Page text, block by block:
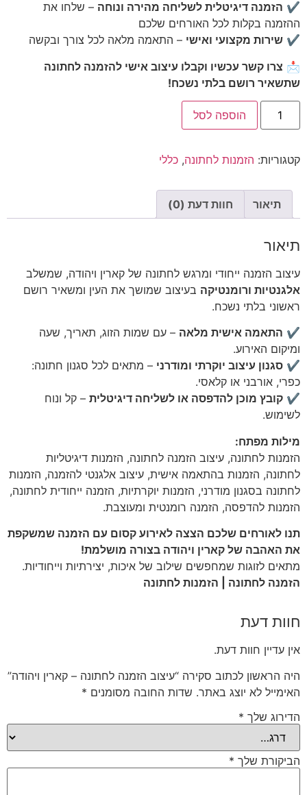
✔ הזמנה דיגיטלית לשליחה מהירה ונוחה – שלחו את
ההזמנה בקלות לכל האורחים שלכם
✔ שירות מקצועי ואישי – התאמה מלאה לכל צורך ובקשה
📩 צרו קשר עכשיו וקבלו עיצוב אישי להזמנה לחתונה
שתשאיר רושם בלתי נשכח!
הוספה לסל
קטגוריות: הזמנות לחתונה, כללי
תיאור חוות דעת (0)
תיאור
עיצוב הזמנה ייחודי ומרגש לחתונה של קארין ויהודה, שמשלב
אלגנטיות ורומנטיקה בעיצוב שמושך את העין ומשאיר רושם
ראשוני בלתי נשכח.
✔ התאמה אישית מלאה – עם שמות הזוג, תאריך, שעה
ומיקום האירוע.
✔ סגנון עיצוב יוקרתי ומודרני – מתאים לכל סגנון חתונה:
כפרי, אורבני או קלאסי.
✔ קובץ מוכן להדפסה או לשליחה דיגיטלית – קל ונוח
לשימוש.
מילות מפתח:
הזמנות לחתונה, עיצוב הזמנה לחתונה, הזמנות דיגיטליות
לחתונה, הזמנות בהתאמה אישית, עיצוב אלגנטי להזמנה, הזמנות
לחתונה בסגנון מודרני, הזמנות יוקרתיות, הזמנה ייחודית לחתונה,
הזמנות להדפסה, הזמנה רומנטית ומעוצבת.
תנו לאורחים שלכם הצצה לאירוע קסום עם הזמנה שמשקפת
את האהבה של קארין ויהודה בצורה מושלמת!
מתאים לזוגות שמחפשים שילוב של איכות, יצירתיות וייחודיות.
הזמנה לחתונה | הזמנות לחתונה
חוות דעת
אין עדיין חוות דעת.
היה הראשון לכתוב סקירה “עיצוב הזמנה לחתונה – קארין ויהודה”
האימייל לא יוצג באתר. שדות החובה מסומנים *
הדירוג שלך *
הביקורת שלך *